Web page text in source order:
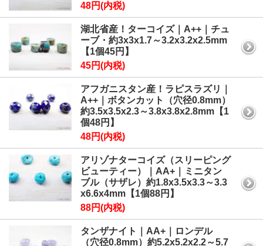
48円(内税)
湖北省産！ターコイズ｜A++｜チュ
ーブ・約3x3x1.7～3.2x3.2x2.5mm
【1個45円】
45円(内税)
アフガニスタン産！ラピスラズリ｜
A++｜ボタンカット（穴径0.8mm）
約3.5x3.5x2.3～3.8x3.8x2.8mm【1
個48円】
48円(内税)
アリゾナターコイズ（スリーピング
ビューティー）｜AA+｜ミニタン
ブル（サザレ）約1.8x3.5x3.3～3.3
x6.6x4mm【1個88円】
88円(内税)
タンザナイト｜AA+｜ロンデル
（穴径0.8mm）約5.2x5.2x2.2～5.7